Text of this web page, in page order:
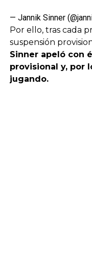
— Jannik Sinner
Por ello, tras cada
suspensión
Sinner apeló con
provisional y, por
jugando.